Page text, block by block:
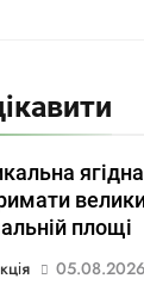
площі
05.08.2026